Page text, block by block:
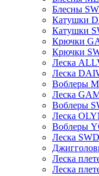
Блесны
Катушки
Катушки
Крючки
Крючки
Леска
Леска
Воблеры
Леска
Воблеры
Леска
Воблеры
Леска SWD
Леска
Леска